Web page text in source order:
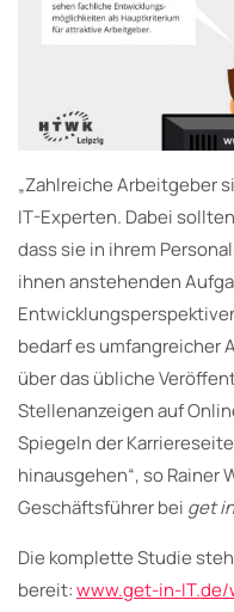
„Zahlreiche Arbeitgeber
IT-Experten. Dabei
dass sie in ihrem
ihnen anstehenden
bedarf es umfangreicher
über das übliche
Stellenanzeigen auf
Spiegeln der
hinausgehen“, so Rainer
Geschäftsführer bei get
Die komplette Studie
bereit:www.get-in-